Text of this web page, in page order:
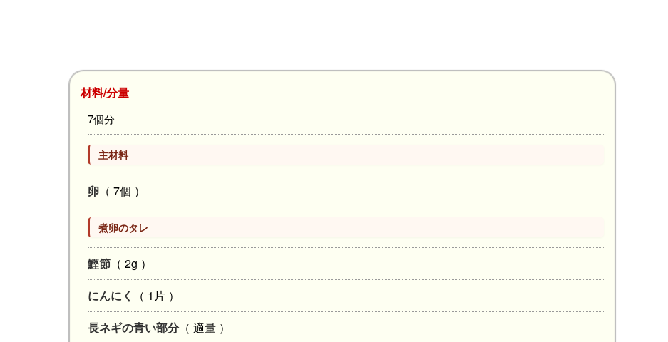
材料/分量
7個分
主材料
卵（ 7個 ）
煮卵のタレ
鰹節（ 2g ）
にんにく
（ 1片 ）
長ネギの青い部分（ 適量 ）